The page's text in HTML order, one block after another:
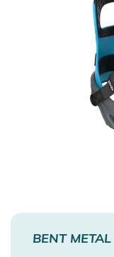
BENT METAL